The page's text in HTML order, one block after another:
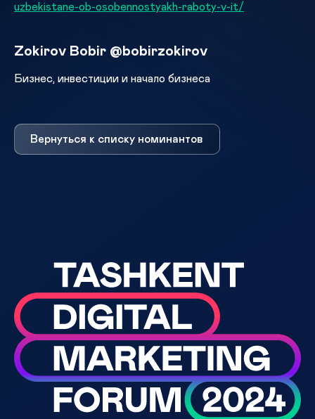
uzbekistane-ob-osobennostyakh-raboty-v-it/
Zokirov Bobir @bobirzokirov
Бизнес, инвестиции и начало бизнеса
Вернуться к списку номинантов